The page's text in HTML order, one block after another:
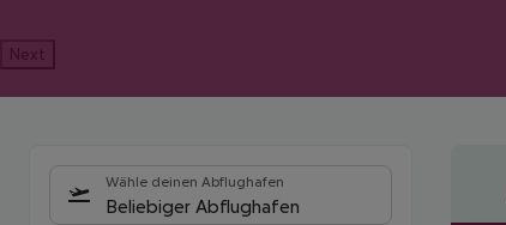
Next
Wähle deinen Abflughafen
Beliebiger Abflughafen